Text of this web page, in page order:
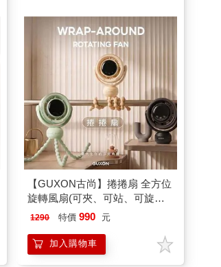
【GUXON古尚】捲捲扇 全方位
旋轉風扇(可夾、可站、可旋轉)
推車神伴
1290 特價 990 元
加入購物車